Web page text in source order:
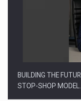
BUILDING THE
STOP-SHOP MODEL…